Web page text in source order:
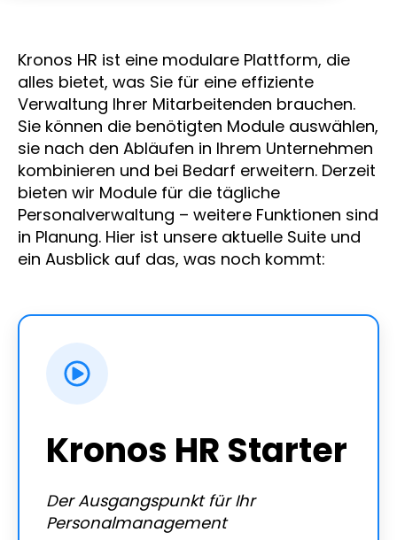
Kronos HR ist eine modulare Plattform, die
alles bietet, was Sie für eine effiziente
Verwaltung Ihrer Mitarbeitenden brauchen.
Sie können die benötigten Module auswählen,
sie nach den Abläufen in Ihrem Unternehmen
kombinieren und bei Bedarf erweitern. Derzeit
bieten wir Module für die tägliche
Personalverwaltung – weitere Funktionen sind
in Planung. Hier ist unsere aktuelle Suite und
ein Ausblick auf das, was noch kommt:
Kronos HR Starter
Der Ausgangspunkt für Ihr
Personalmanagement